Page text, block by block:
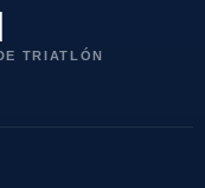
TRIATLÓN